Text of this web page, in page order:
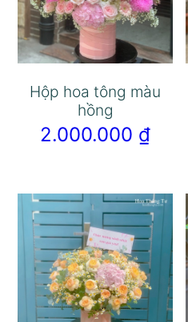
Hộp hoa tông màu
hồng
2.000.000 ₫